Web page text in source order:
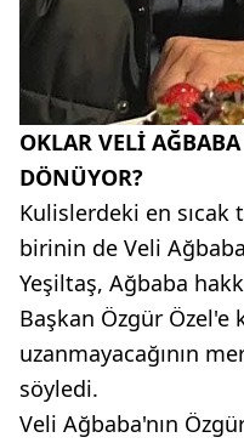
OKLAR VELİ
DÖNÜYOR?
Kulislerdeki en sıcak
birinin de Veli
Yeşiltaş, Ağbaba
Başkan Özgür Özel'e
uzanmayacağının
söyledi.
Veli Ağbaba'nın